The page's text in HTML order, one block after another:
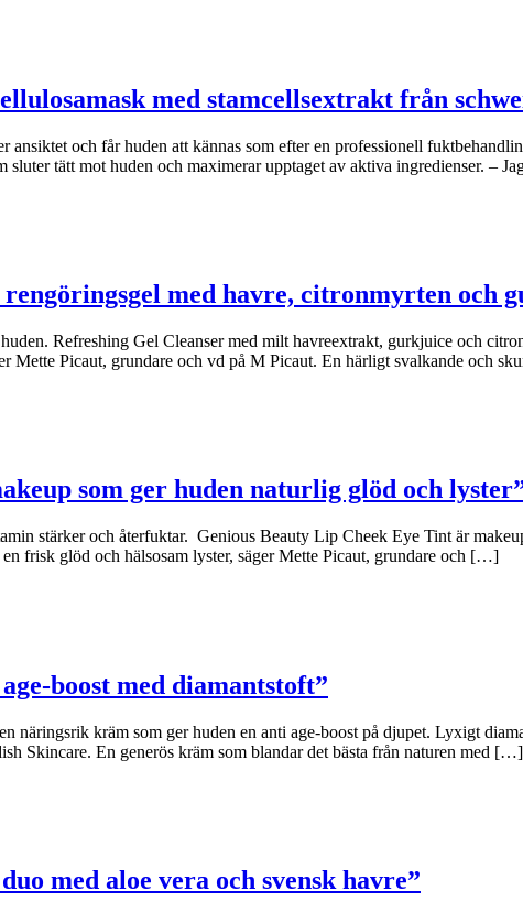
med stamcellsextrakt från
ansiktet och får huden att kännas som efter en professionell
sluter tätt mot huden och maximerar upptaget av aktiva ingredienser. –
med havre, citronmyrten och
Refreshing Gel Cleanser med milt havreextrakt, gurkjuice och
Mette Picaut, grundare och vd på M Picaut. En härligt svalkande och
som ger huden naturlig glöd och
stärker och återfuktar. Genious Beauty Lip Cheek Eye Tint är
frisk glöd och hälsosam lyster, säger Mette Picaut, grundare och […]
boost med diamantstoft”
näringsrik kräm som ger huden en anti age-boost på djupet. Lyxigt
Skincare. En generös kräm som blandar det bästa från naturen med […]
med aloe vera och svensk havre”